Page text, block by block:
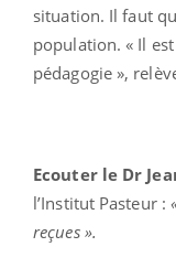
situation. Il faut
population. « Il
pédagogie »,
Ecouter le Dr
l’Institut Pasteur :
reçues ».